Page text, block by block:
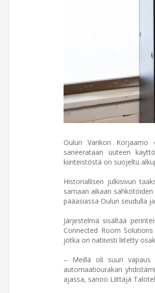
Oulun Varikon Korjaamo
saneerataan uuteen
kiinteistöstä on suojeltu
Historiallisen julkisivun
samaan aikaan
pääasiassa Oulun seudulla
Järjestelmä sisältää
Connected Room
jotka on natiivisti liitetty
– Meillä oli suuri vapaus
automaatiourakan
ajassa, sanoo Liittäjä